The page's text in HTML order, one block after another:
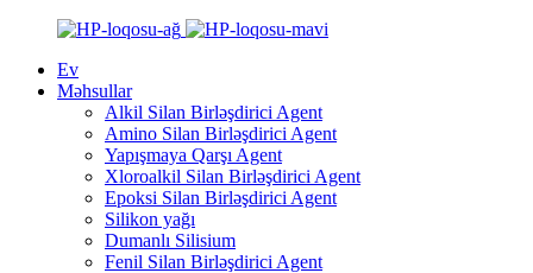
Ev
Məhsullar
Alkil Silan Birləşdirici Agent
Amino Silan Birləşdirici Agent
Yapışmaya Qarşı Agent
Xloroalkil Silan Birləşdirici Agent
Epoksi Silan Birləşdirici Agent
Silikon yağı
Dumanlı Silisium
Fenil Silan Birləşdirici Agent